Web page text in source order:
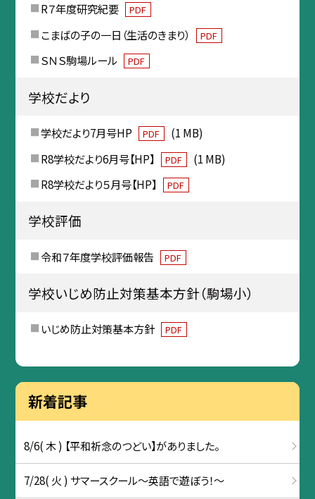
R７年度研究紀要 PDF
こまばの子の一日（生活のきまり） PDF
ＳＮＳ駒場ルール PDF
学校だより
学校だより7月号HP PDF
(1 MB)
R8学校だより6月号【HP】
PDF
(1 MB)
R8学校だより５月号【HP】
PDF
学校評価
令和７年度学校評価報告 PDF
学校いじめ防止対策基本方針（駒場小）
いじめ防止対策基本方針 PDF
新着記事
8/6( 木 ) 【平和祈念のつどい】がありました。
7/28( 火 ) サマースクール～英語で遊ぼう！～